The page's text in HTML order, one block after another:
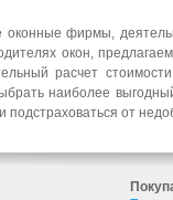
фирмы,
окон,
расчет
наиболее
от